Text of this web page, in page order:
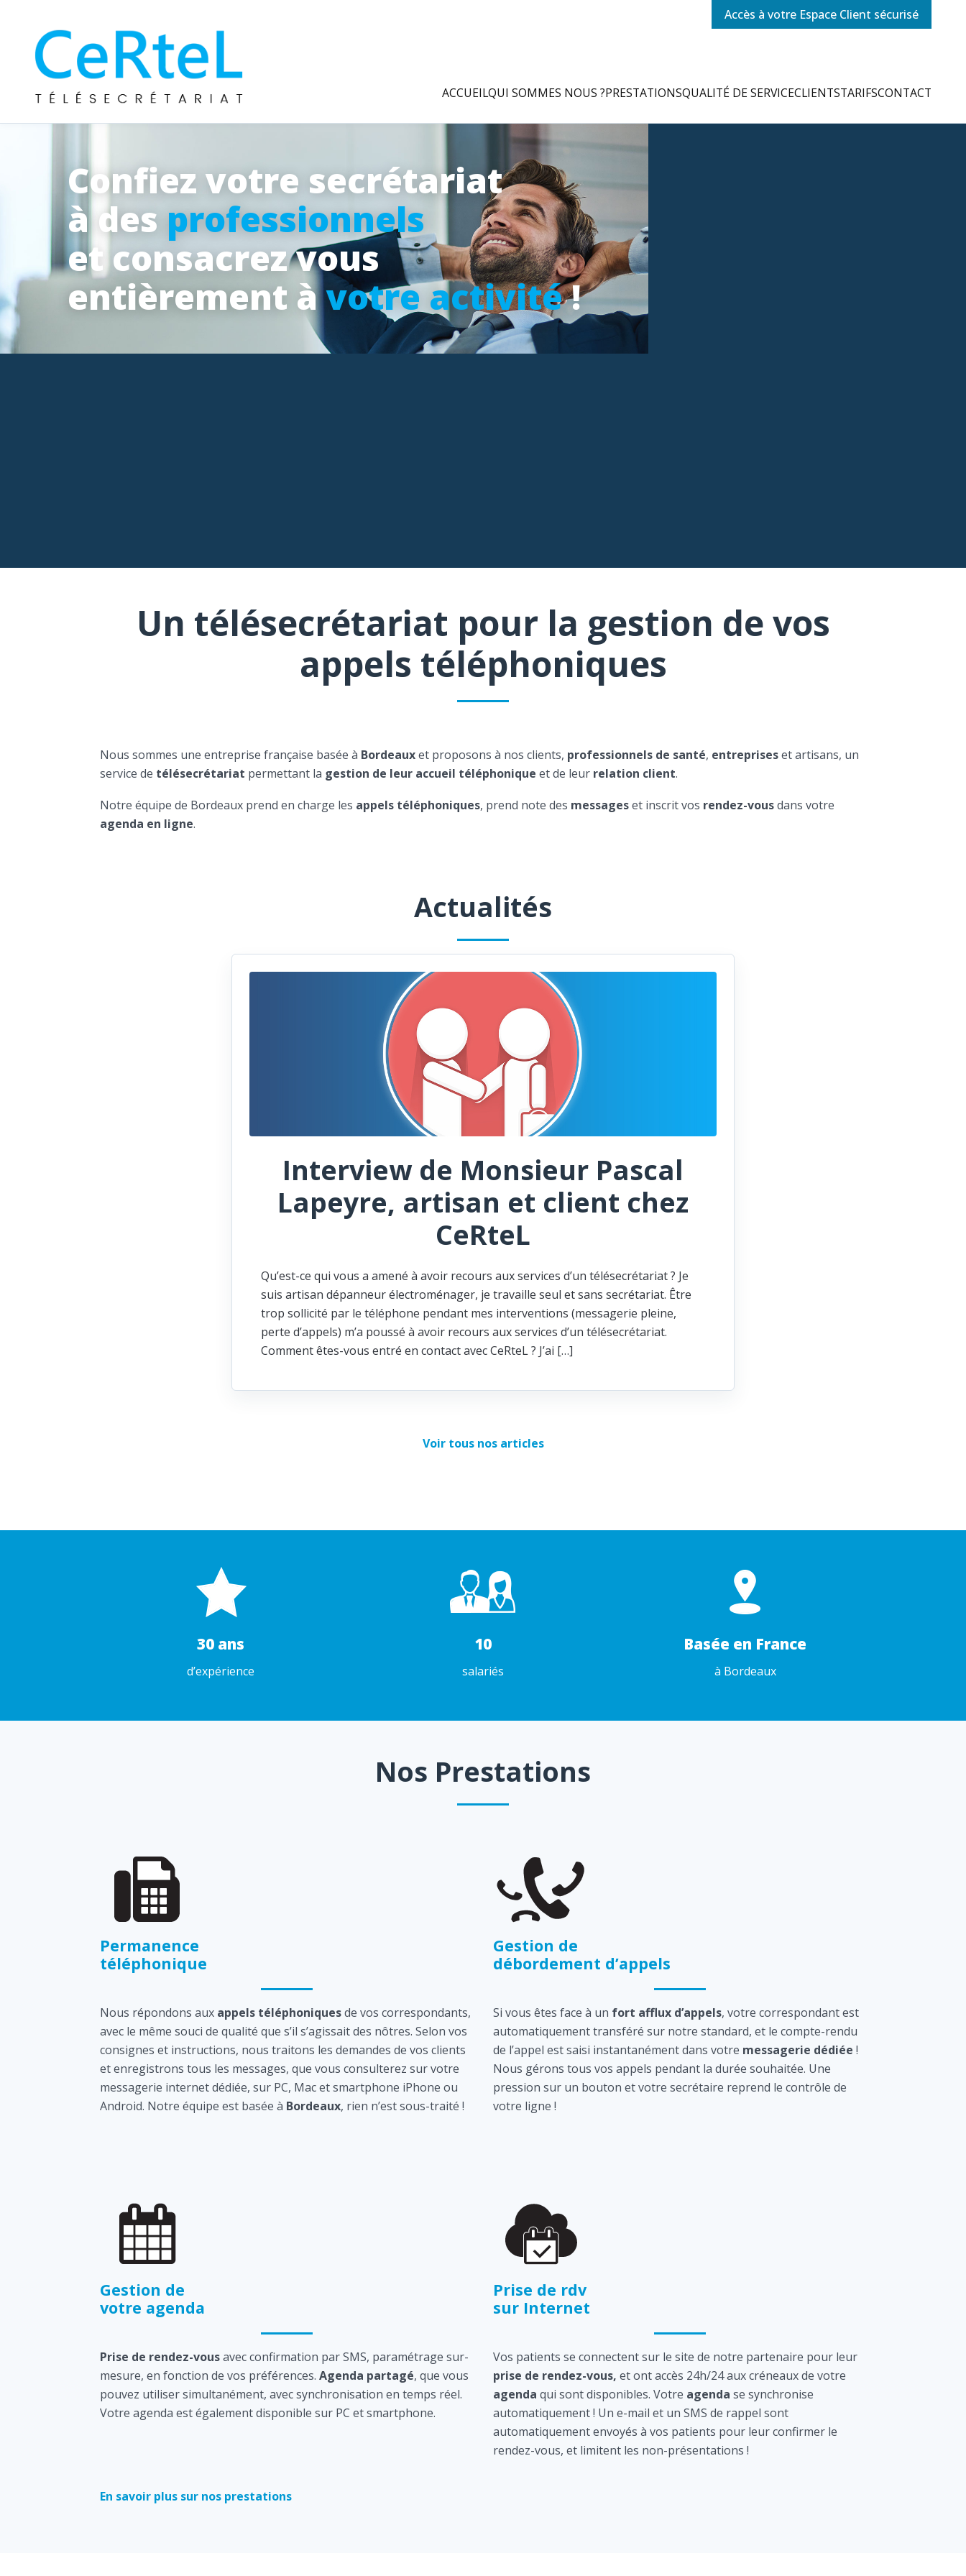
Accès à votre Espace Client sécurisé
ACCUEILQUI SOMMES NOUS ?PRESTATIONSQUALITÉ DE SERVICECLIENTSTARIFSCONTACT
Confiez votre secrétariat
à des professionnels
et consacrez vous
entièrement àvotre activité!
Un télésecrétariat pour la gestion de vos
appels téléphoniques
Nous sommes une entreprise française basée à Bordeauxet proposons à nos clients, professionnels de santé, entrepriseset artisans, un
service de télésecrétariat permettant la gestion de leur accueil téléphonique et de leur relation client.
Notre équipe de Bordeaux prend en charge les appels téléphoniques, prend note des messageset inscrit vos rendez-vousdans votre
agenda en ligne.
Actualités
Interview de Monsieur Pascal
Lapeyre, artisan et client chez
CeRteL
Qu’est-ce qui vous a amené à avoir recours aux services d’un télésecrétariat ? Je
suis artisan dépanneur électroménager, je travaille seul et sans secrétariat. Être
trop sollicité par le téléphone pendant mes interventions (messagerie pleine,
perte d’appels) m’a poussé à avoir recours aux services d’un télésecrétariat.
Comment êtes-vous entré en contact avec CeRteL ? J’ai […]
Voir tous nos articles
30 ans
d’expérience
10
salariés
Basée en France
à Bordeaux
Nos Prestations
Permanence
téléphonique
Nous répondons aux appels téléphoniquesde vos correspondants,
avec le même souci de qualité que s’il s’agissait des nôtres. Selon vos
consignes et instructions, nous traitons les demandes de vos clients
et enregistrons tous les messages, que vous consulterez sur votre
messagerie internet dédiée, sur PC, Mac et smartphone iPhone ou
Android. Notre équipe est basée à Bordeaux, rien n’est sous-traité !
Gestion de
débordement d’appels
Si vous êtes face à un fort afflux d’appels, votre correspondant est
automatiquement transféré sur notre standard, et le compte-rendu
de l’appel est saisi instantanément dans votre messagerie dédiée !
Nous gérons tous vos appels pendant la durée souhaitée. Une
pression sur un bouton et votre secrétaire reprend le contrôle de
votre ligne !
Gestion de
votre agenda
Prise de rendez-vousavec confirmation par SMS, paramétrage sur-
mesure, en fonction de vos préférences. Agenda partagé, que vous
pouvez utiliser simultanément, avec synchronisation en temps réel.
Votre agenda est également disponible sur PC et smartphone.
Prise de rdv
sur Internet
Vos patients se connectent sur le site de notre partenaire pour leur
prise de rendez-vous, et ont accès 24h/24 aux créneaux de votre
agenda qui sont disponibles. Votre agenda se synchronise
automatiquement ! Un e-mail et un SMS de rappel sont
automatiquement envoyés à vos patients pour leur confirmer le
rendez-vous, et limitent les non-présentations !
En savoir plus sur nos prestations